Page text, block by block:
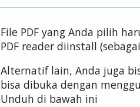
File PDF yang Anda pilih
PDF reader diinstall
Alternatif lain, Anda juga
bisa dibuka dengan
Unduh di bawah ini